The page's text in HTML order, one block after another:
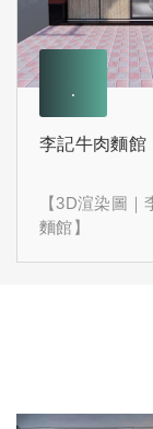
李記牛肉麵館
【3D渲染圖｜
麵館】